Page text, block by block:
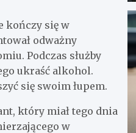
kończy się w
odważny
Podczas służby
ukraść alkohol.
się swoim łupem.
który miał tego dnia
w